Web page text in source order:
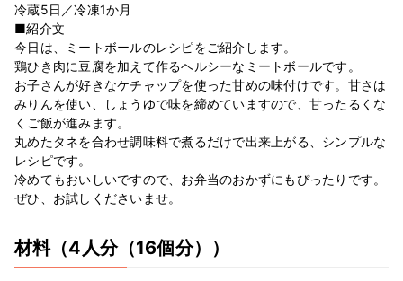
冷蔵5日／冷凍1か月
■紹介文
今日は、ミートボールのレシピをご紹介します。
鶏ひき肉に豆腐を加えて作るヘルシーなミートボールです。
お子さんが好きなケチャップを使った甘めの味付けです。甘さは
みりんを使い、しょうゆで味を締めていますので、甘ったるくな
くご飯が進みます。
丸めたタネを合わせ調味料で煮るだけで出来上がる、シンプルな
レシピです。
冷めてもおいしいですので、お弁当のおかずにもぴったりです。
ぜひ、お試しくださいませ。
材料（4人分（16個分））